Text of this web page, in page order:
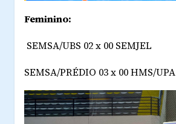
Feminino:
SEMSA/UBS 02 x 00 SEMJEL
SEMSA/PRÉDIO 03 x 00 HMS/UPA